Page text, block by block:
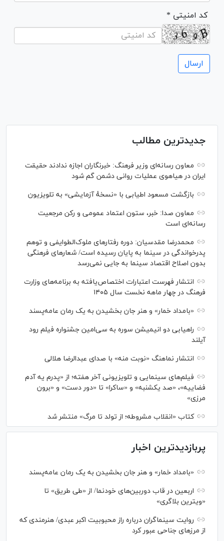
* کد امنیتی
جدیدترین مطالب
معاون رسانه‌ای وزیر فرهنگ: خبرنگاران اجازه ندادند حقیقت
ایران در هیاهوی عملیات روانی دشمن گم شود
بازگشت مسعود اطیابی با «نسخهٔ آزمایشی» به تلویزیون
معاون صدا: خبر، ستون اعتماد عمومی و رکن مرجعیت
رسانه‌ای است
محمدرضا مقدسیان: دوره رفتارهای ملوک‌الطوایفی و توهم
پدرخواندگی در سینما به پایان رسیده است/ شعارهای فرهنگی
بدون اصلاح اقتصاد سینما به جایی نمی‌رسد
انتشار فهرست اعتبارات اختصاص‌یافته به برنامه‌های وزارت
فرهنگ در چهار ماهه نخست سال ۱۴۰۵
«بامداد خمار» و هنر جان بخشیدن به یک رمان عامه‌پسند
راهیابی دو انیمیشن سوره به سی‌امین جشنواره فیلم رود
آیلند
انتشار نماهنگ «نوبت منه» با صدای عبدالرضا هلالی
فیلم‌های سینمایی و تلویزیونی آخر هفته؛ از «پدرم یه آدم
فضاییه»، «صد یکشنبه» و «ساکرا» تا «دور دست» و «برون
مرزی»
کتاب «انقلاب مشروطه؛ از تولد تا مرگ» منتشر شد
پربازدیدترین اخبار
«بامداد خمار» و هنر جان بخشیدن به یک رمان عامه‌پسند
اربعین در قاب دوربین‌های خودنما/ از «طی طریق» تا
«ویترین بلاگری»
روایت سینماگران درباره راز محبوبیت اکبر عبدی/ هنرمندی که
از مرزهای جناحی عبور کرد